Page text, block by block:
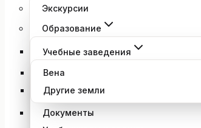
Экскурсии
Образование
Учебные заведения
Вена
Другие земли
Документы